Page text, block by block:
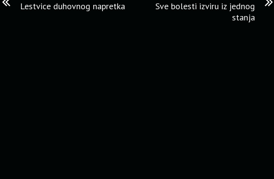
Lestvice duhovnog napretka
Sve bolesti izviru iz jednog
stanja